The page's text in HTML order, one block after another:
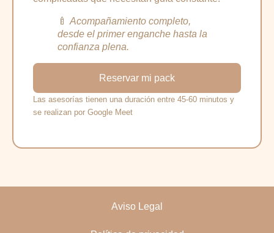
🍼 Acompañamiento completo,
desde el primer enganche hasta la
confianza plena.
Reservar mi pack
Las asesorías tienen una duración entre 45-60 minutos y
se realizan por Google Meet
Aviso Legal